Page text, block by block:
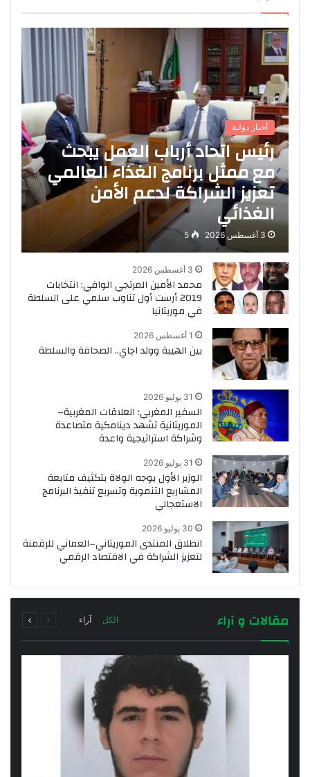
أخبار دولية
رئيس اتحاد أرباب العمل يبحث
مع ممثل برنامج الغذاء العالمي
تعزيز الشراكة لدعم الأمن
الغذائي
3 أغسطس 2026 5
3 أغسطس 2026
محمد الأمين المرتجي الوافي: انتخابات
2019 أرست أول تناوب سلمي على السلطة
في موريتانيا
1 أغسطس 2026
بين الهيبة وولد اجاي.. الصحافة والسلطة
31 يوليو 2026
السفير المغربي: العلاقات المغربية–
الموريتانية تشهد دينامكية متصاعدة
وشراكة استراتيجية واعدة
31 يوليو 2026
الوزير الأول يوجه الولاة بتكثيف متابعة
المشاريع التنموية وتسريع تنفيذ البرنامج
الاستعجالي
30 يوليو 2026
انطلاق المنتدى الموريتاني–العماني للرقمنة
لتعزيز الشراكة في الاقتصاد الرقمي
مقالات و آراء الكل آراء
الصفحة